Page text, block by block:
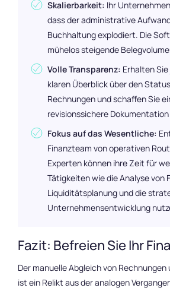
Skalierbarkeit: Ihr
dass der administrative
Buchhaltung explodiert. Die
mühelos steigende
Volle Transparenz: Erhalten
klaren Überblick über den
Rechnungen und schaffen Sie
revisionssichere
Fokus auf das Wesentliche:
Finanzteam von operativen
Experten können ihre Zeit für
Tätigkeiten wie die Analyse von
Liquiditätsplanung und die
Unternehmensentwicklung
Fazit: Befreien Sie Ihr
Der manuelle Abgleich von
ist ein Relikt aus der analogen